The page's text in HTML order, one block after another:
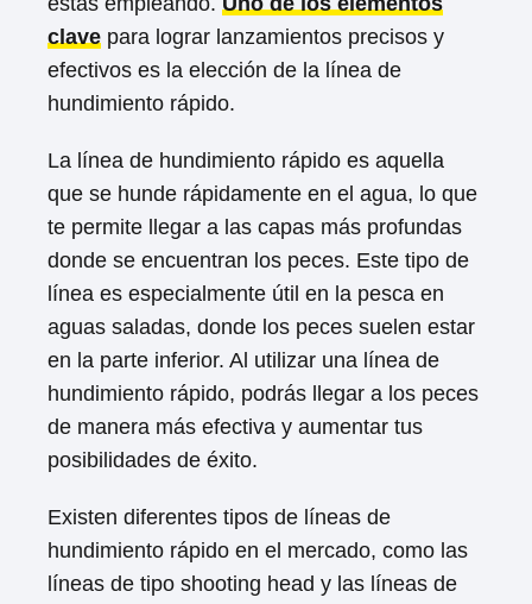
clave para lograr lanzamientos precisos y
efectivos es la elección de la línea de
hundimiento rápido.
La línea de hundimiento rápido es aquella
que se hunde rápidamente en el agua, lo que
te permite llegar a las capas más profundas
donde se encuentran los peces. Este tipo de
línea es especialmente útil en la pesca en
aguas saladas, donde los peces suelen estar
en la parte inferior. Al utilizar una línea de
hundimiento rápido, podrás llegar a los peces
de manera más efectiva y aumentar tus
posibilidades de éxito.
Existen diferentes tipos de líneas de
hundimiento rápido en el mercado, como las
líneas de tipo shooting head y las líneas de